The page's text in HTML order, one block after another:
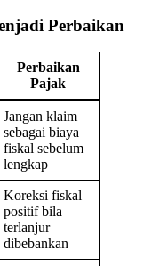
Perbaikan
Perbaikan
Pajak
Jangan klaim
sebagai biaya
fiskal sebelum
lengkap
Koreksi fiskal
positif bila
terlanjur
dibebankan